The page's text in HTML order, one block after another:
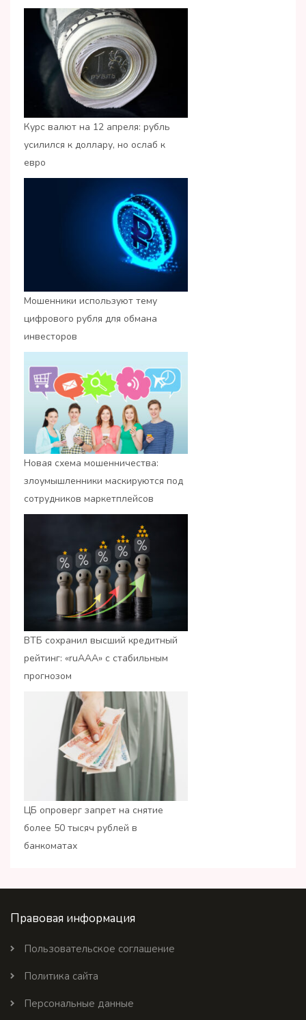
Курс валют на 12 апреля: рубль
усилился к доллару, но ослаб к
евро
Мошенники используют тему
цифрового рубля для обмана
инвесторов
Новая схема мошенничества:
злоумышленники маскируются под
сотрудников маркетплейсов
ВТБ сохранил высший кредитный
рейтинг: «ruАAA» с стабильным
прогнозом
ЦБ опроверг запрет на снятие
более 50 тысяч рублей в
банкоматах
Правовая информация
Пользовательское соглашение
Политика сайта
Персональные данные